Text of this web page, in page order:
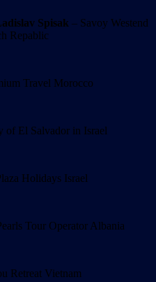
Spisak – Savoy Westend
Repablic
Travel Morocco
of El Salvador in Israel
Holidays Israel
Tour Operator Albania
Retreat Vietnam